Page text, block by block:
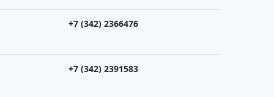
+7 (342) 2366476
+7 (342) 2391583